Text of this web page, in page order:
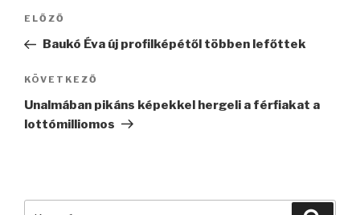
Bejegyzés
navigáció
Korábbi
bejegyzés
ELŐZŐ
Baukó Éva új profilképétől többen lefőttek
Következő
bejegyzés
KÖVETKEZŐ
Unalmában pikáns képekkel hergeli a férfiakat a
lottómilliomos